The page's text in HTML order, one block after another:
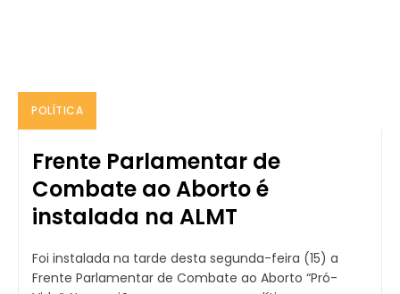
POLÍTICA
Frente Parlamentar de
Combate ao Aborto é
instalada na ALMT
Foi instalada na tarde desta segunda-feira (15) a
Frente Parlamentar de Combate ao Aborto “Pró-